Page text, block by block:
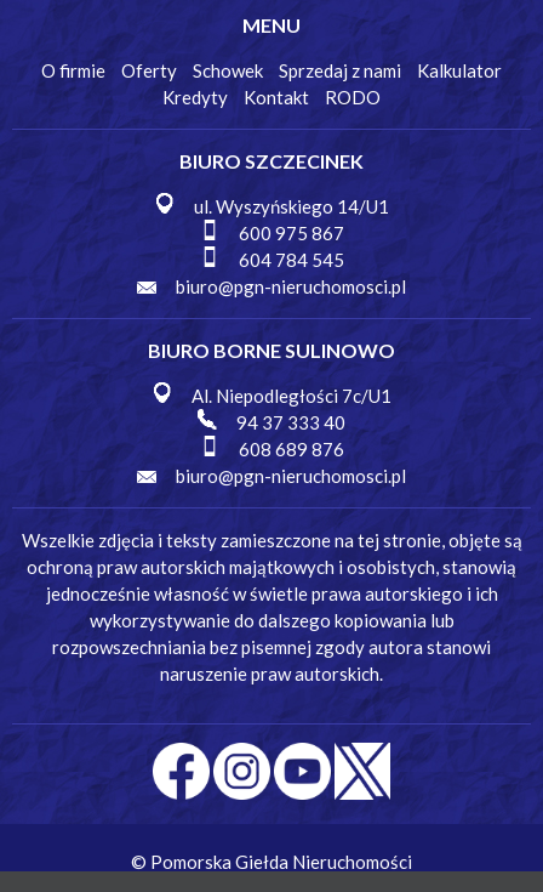
MENU
O firmie Oferty Schowek Sprzedaj z nami
Kalkulator
Kredyty
Kontakt RODO
BIURO SZCZECINEK
ul. Wyszyńskiego 14/U1
600 975 867
604 784 545
biuro@pgn-nieruchomosci.pl
BIURO BORNE SULINOWO
Al. Niepodległości 7c/U1
94 37 333 40
608 689 876
biuro@pgn-nieruchomosci.pl
Wszelkie zdjęcia i teksty zamieszczone na tej stronie, objęte są
ochroną praw autorskich majątkowych i osobistych, stanowią
jednocześnie własność w świetle prawa autorskiego i ich
wykorzystywanie do dalszego kopiowania lub
rozpowszechniania bez pisemnej zgody autora stanowi
naruszenie praw autorskich.
© Pomorska Giełda Nieruchomości